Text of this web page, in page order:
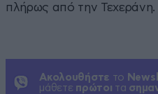
πλήρως από την Τεχεράνη.
Ακολουθήστε το
μάθετε πρώτοι τα